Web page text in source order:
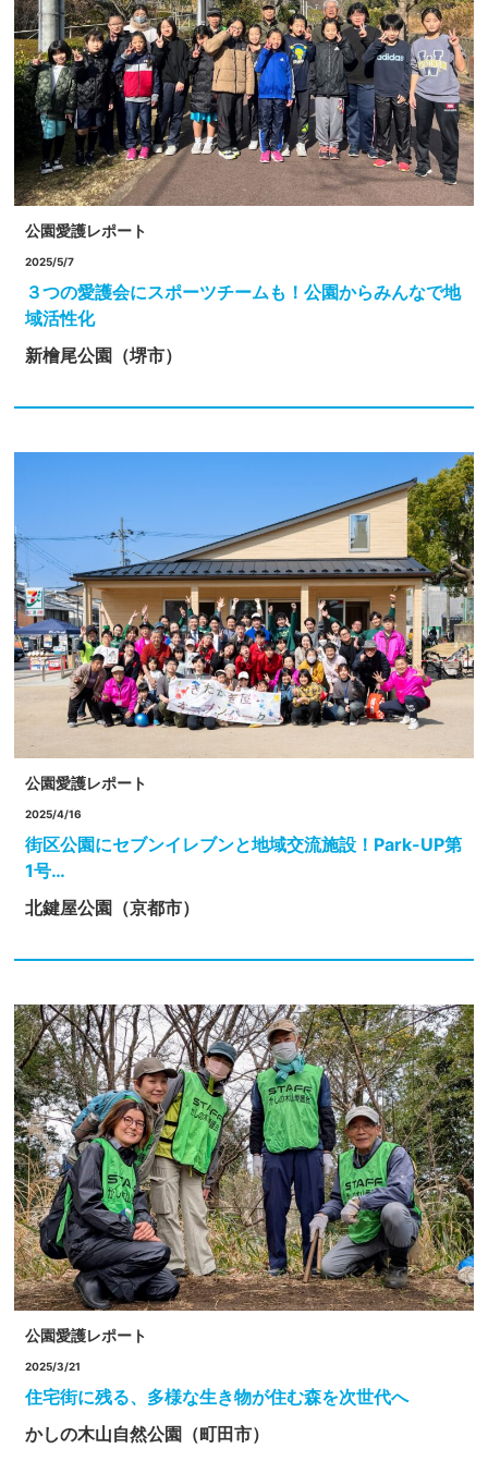
公園愛護レポート
2025/5/7
３つの愛護会にスポーツチームも！公園からみんなで地
域活性化
新檜尾公園（堺市）
公園愛護レポート
2025/4/16
街区公園にセブンイレブンと地域交流施設！Park-UP第
1号…
北鍵屋公園（京都市）
公園愛護レポート
2025/3/21
住宅街に残る、多様な生き物が住む森を次世代へ
かしの木山自然公園（町田市）